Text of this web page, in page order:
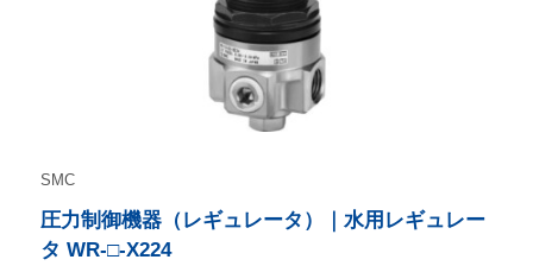
SMC
圧力制御機器（レギュレータ）｜水用レギュレー
タ WR-□-X224